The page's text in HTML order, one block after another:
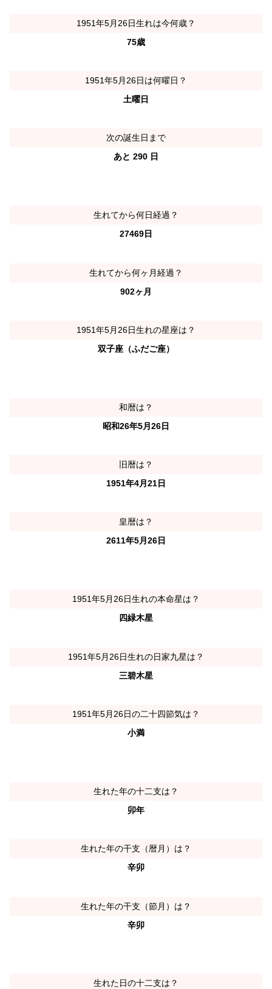
1951年5月26日生れは今何歳？
75歳
1951年5月26日は何曜日？
土曜日
次の誕生日まで
あと 290 日
生れてから何日経過？
27469日
生れてから何ヶ月経過？
902ヶ月
1951年5月26日生れの星座は？
双子座（ふだご座）
和暦は？
昭和26年5月26日
旧暦は？
1951年4月21日
皇暦は？
2611年5月26日
1951年5月26日生れの本命星は？
四緑木星
1951年5月26日生れの日家九星は？
三碧木星
1951年5月26日の二十四節気は？
小満
生れた年の十二支は？
卯年
生れた年の干支（暦月）は？
辛卯
生れた年の干支（節月）は？
辛卯
生れた日の十二支は？